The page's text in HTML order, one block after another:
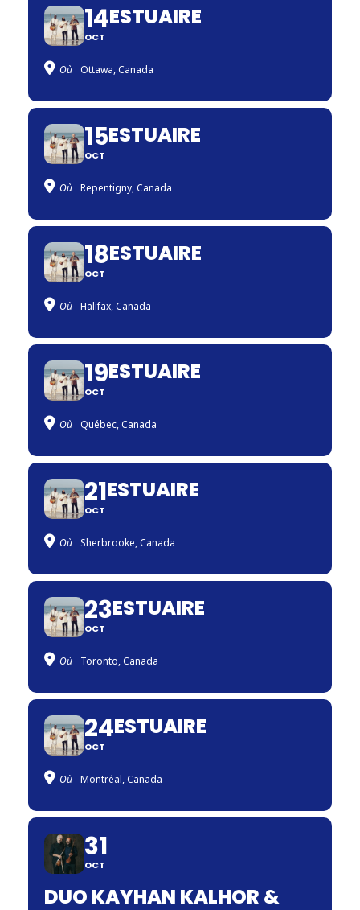
14
OCT
ESTUAIRE
Où Ottawa, Canada
15
OCT
ESTUAIRE
Où Repentigny, Canada
18
OCT
ESTUAIRE
Où Halifax, Canada
19
OCT
ESTUAIRE
Où Québec, Canada
21
OCT
ESTUAIRE
Où Sherbrooke, Canada
23
OCT
ESTUAIRE
Où Toronto, Canada
24
OCT
ESTUAIRE
Où Montréal, Canada
31
OCT
DUO KAYHAN KALHOR &